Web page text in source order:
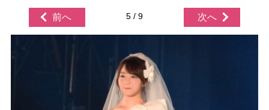
前へ 5 / 9 次へ